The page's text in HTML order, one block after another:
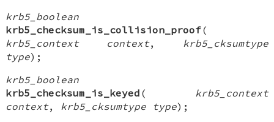
krb5_boolean
krb5_checksum_is_collision_proof(
krb5_context context,
krb5_cksumtype
type);
krb5_boolean
krb5_checksum_is_keyed (
krb5_context
context, krb5_cksumtype type);